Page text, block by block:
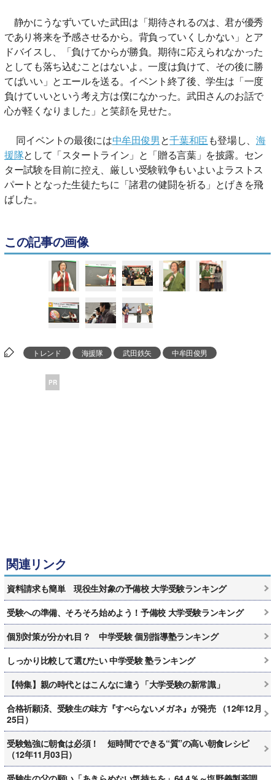
静かにうなずいていた武田は「期待されるのは、君が優秀
であり将来を予感させるから。背負っていくしかない」とア
ドバイスし、「負けてからが勝負。期待に応えられなかった
としても落ち込むことはないよ。一度は負けて、その後に勝
てばいい」とエールを送る。イベント終了後、学生は「一度
負けていいという考え方は僕になかった。武田さんのお話で
心が軽くなりました」と笑顔を見せた。
同イベントの最後には中牟田俊男と千葉和臣も登場し、 海
援隊として「スタートライン」と「贈る言葉」を披露。セン
ター試験を目前に控え、厳しい受験戦争もいよいよラストス
パートとなった生徒たちに「諸君の健闘を祈る」とげきを飛
ばした。
この記事の画像
トレンド 海援隊 武田鉄矢 中牟田俊男
PR
関連リンク
資料請求も簡単 現役生対象の予備校 大学受験ランキング
受験への準備、そろそろ始めよう！予備校 大学受験ランキング
個別対策が分かれ目？ 中学受験 個別指導塾ランキング
しっかり比較して選びたい 中学受験 塾ランキング
【特集】親の時代とはこんなに違う「大学受験の新常識」
合格祈願済、受験生の味方『すべらないメガネ』が発売 （12年12月
25日）
受験勉強に朝食は必須！ 短時間でできる“質”の高い朝食レシピ
（12年11月03日）